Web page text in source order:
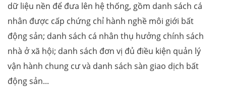
dữ liệu nền để đưa lên hệ thống, gồm danh sách cá
nhân được cấp chứng chỉ hành nghề môi giới bất
động sản; danh sách cá nhân thụ hưởng chính sách
nhà ở xã hội; danh sách đơn vị đủ điều kiện quản lý
vận hành chung cư và danh sách sàn giao dịch bất
động sản...